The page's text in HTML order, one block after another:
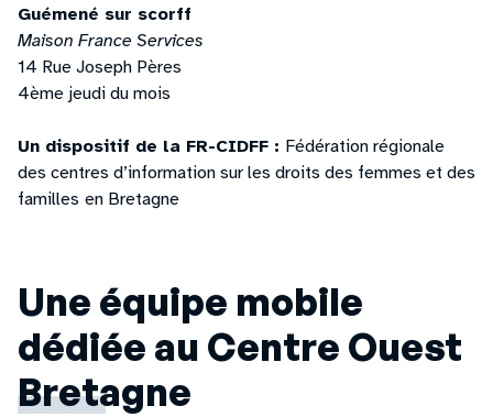
Guémené sur scorff
Maison France Services
14 Rue Joseph Pères
4ème jeudi du mois
Un dispositif de la FR-CIDFF : Fédération régionale
des centres d’information sur les droits des femmes et des
familles en Bretagne
Une équipe mobile
dédiée au Centre Ouest
Bretagne